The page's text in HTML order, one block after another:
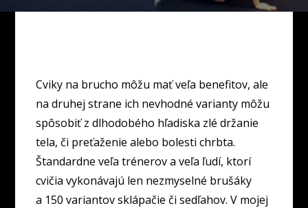
Cviky na brucho môžu mať veľa benefitov, ale
na druhej strane ich nevhodné varianty môžu
spôsobiť z dlhodobého hľadiska zlé držanie
tela, či preťaženie alebo bolesti chrbta.
Štandardne veľa trénerov a veľa ľudí, ktorí
cvičia vykonávajú len nezmyselné brušáky
a 150 variantov sklápačie či sedľahov. V mojej